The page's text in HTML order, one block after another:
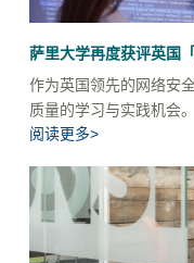
萨里大学再度获评英国
作为英国领先的网络安
质量的学习与实践机会。
阅读更多>